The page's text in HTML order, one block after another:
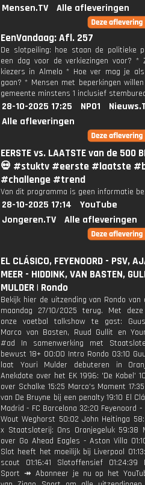
Mensen.TV
Alle afleveringen
EenVandaag: Afl. 257
De slotpeiling: hoe staan de politieke
een dag voor de verkiezingen voor? *
kiezers in Almelo * Hoe ver mag je
gaan? * Mensen met beperkingen
gemeente minstens 1 inclusief
28-10-2025 17:25 NPO1
Alle afleveringen
EERSTE vs. LAATSTE van de 500
💀 #stuktv #eerste #laatste
#challenge #trend
Van dit programma is geen informatie
28-10-2025 17:14
YouTube
Jongeren.TV
Alle afleveringen
EL CLÁSICO, FEYENOORD - PSV,
MEER - HIDDINK, VAN BASTEN,
MULDER | Rondo
Bekijk hier de uitzending van Rondo van
maandag 27/10/2025 terug. Met
onze voetbal talkshow te gast:
Marco van Basten, Ruud Gullit en
#ad In samenwerking met
bewust 18+ 00:00 Intro Rondo 03:10
laat Youri Mulder debuteren in
Anekdote over het EK 1996: 'De Kabel'
over Schalke 15:25 Marco's Moment
van De Bruyne bij een penalty 19:10 El
Madrid - FC Barcelona 32:20 Feyenoord -
Wout Weghorst 50:02 John Heitinga
x Staatsloterij: Ons Oranjegeluk 59:38
over Go Ahead Eagles - Aston Villa
Slot heeft het moeilijk bij Liverpool
scout 01:16:41 Slotoffensief 01:24:39
Sport ↠ Abonneer je nu op het